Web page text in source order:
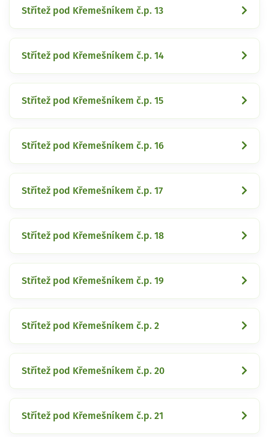
Střítež pod Křemešníkem č.p. 13
Střítež pod Křemešníkem č.p. 14
Střítež pod Křemešníkem č.p. 15
Střítež pod Křemešníkem č.p. 16
Střítež pod Křemešníkem č.p. 17
Střítež pod Křemešníkem č.p. 18
Střítež pod Křemešníkem č.p. 19
Střítež pod Křemešníkem č.p. 2
Střítež pod Křemešníkem č.p. 20
Střítež pod Křemešníkem č.p. 21